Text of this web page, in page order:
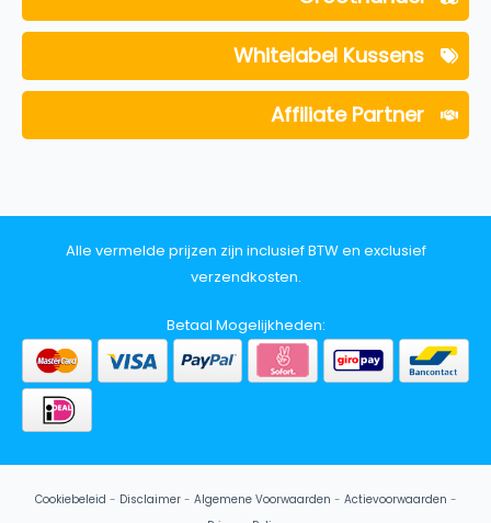
Whitelabel Kussens
Affiliate Partner
Alle vermelde prijzen zijn inclusief BTW en exclusief
verzendkosten.
Betaal Mogelijkheden:
Cookiebeleid - Disclaimer- Algemene Voorwaarden - Actievoorwaarden -